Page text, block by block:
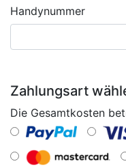
Handynummer
Zahlungsart
Die Gesamtkosten